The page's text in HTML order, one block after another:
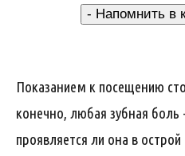
- Напомнить в
Показанием к посещению
конечно, любая зубная боль
проявляется ли она в